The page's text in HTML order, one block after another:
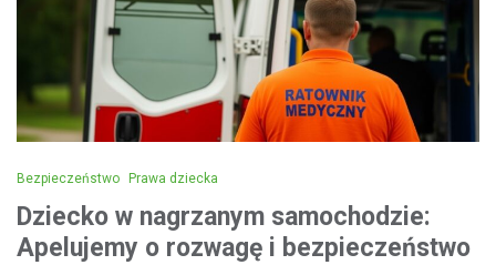
Bezpieczeństwo Prawa dziecka
Dziecko w nagrzanym samochodzie:
Apelujemy o rozwagę i bezpieczeństwo